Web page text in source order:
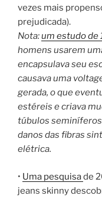
vezes mais
prejudicada).
Nota:um estudo de
homens usarem
encapsulava seu
causava uma
gerada, o que
estéreis e criava
túbulos
danos das fibras
elétrica.
• Uma pesquisade
jeans skinny